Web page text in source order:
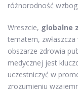
różnorodność
Wreszcie, globalne
tematem,
obszarze zdrowia
medycznej jest
uczestniczyć w
zrozumieniu